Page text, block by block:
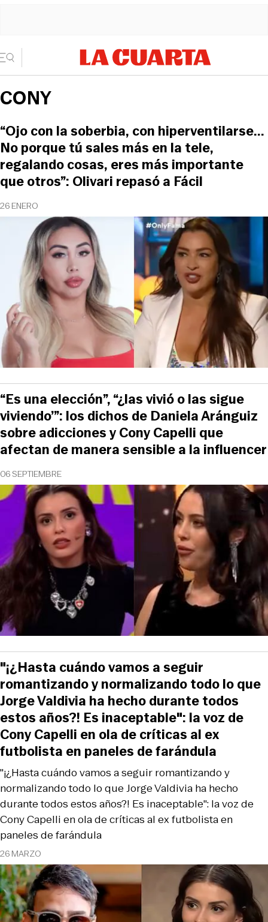
CONY
26 ENERO
“Ojo con la soberbia, con hiperventilarse...
No porque tú sales más en la tele,
regalando cosas, eres más importante
que otros”: Olivari repasó a Fácil
06 SEPTIEMBRE
“Es una elección”, “¿las vivió o las sigue
viviendo’”: los dichos de Daniela Aránguiz
sobre adicciones y Cony Capelli que
afectan de manera sensible a la influencer
26 MARZO
"¡¿Hasta cuándo vamos a seguir romantizando y
normalizando todo lo que Jorge Valdivia ha hecho
durante todos estos años?! Es inaceptable": la voz de
Cony Capelli en ola de críticas al ex futbolista en
paneles de farándula
"¡¿Hasta cuándo vamos a seguir
romantizando y normalizando todo lo que
Jorge Valdivia ha hecho durante todos
estos años?! Es inaceptable": la voz de
Cony Capelli en ola de críticas al ex
futbolista en paneles de farándula